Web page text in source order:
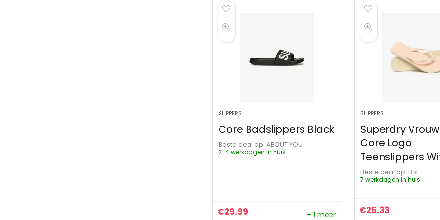
SLIPPERS
Core Badslippers Black
Beste deal op:
ABOUT YOU
2-4 werkdagen in huis
€29.99 + 1 meer
SLIPPERS
Superdry
Core Logo
Teenslippers
Beste deal op:
Bol
7 werkdagen in huis
€25.33